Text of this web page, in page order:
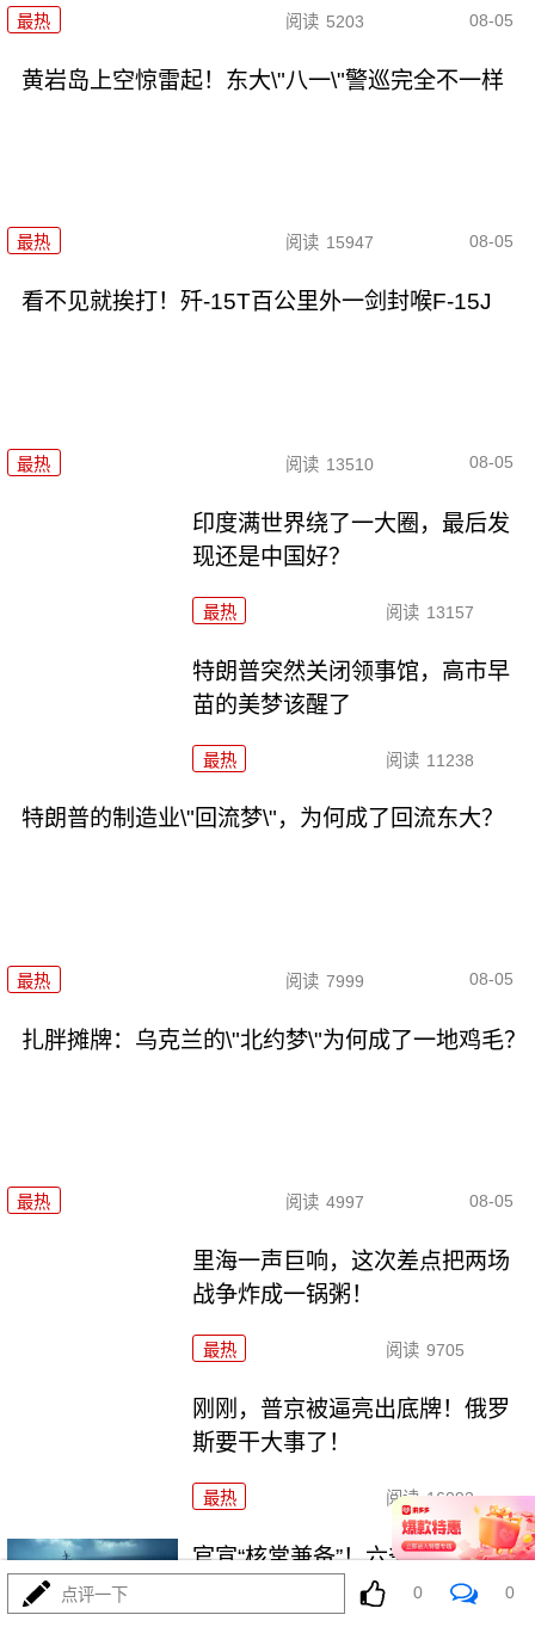
最热 阅读 5203 08-05
黄岩岛上空惊雷起！东大\"八一\"警巡完全不一样
最热 阅读 15947 08-05
看不见就挨打！歼-15T百公里外一剑封喉F-15J
最热 阅读 13510 08-05
印度满世界绕了一大圈，最后发
现还是中国好？
最热 阅读 13157
特朗普突然关闭领事馆，高市早
苗的美梦该醒了
最热 阅读 11238
特朗普的制造业\"回流梦\"，为何成了回流东大？
最热 阅读 7999 08-05
扎胖摊牌：乌克兰的\"北约梦\"为何成了一地鸡毛？
最热 阅读 4997 08-05
里海一声巨响，这次差点把两场
战争炸成一锅粥！
最热 阅读 9705
刚刚，普京被逼亮出底牌！俄罗
斯要干大事了！
最热 阅读 16092
官宣“核常兼备”！六爷挂弹反航
点评一下 0 0